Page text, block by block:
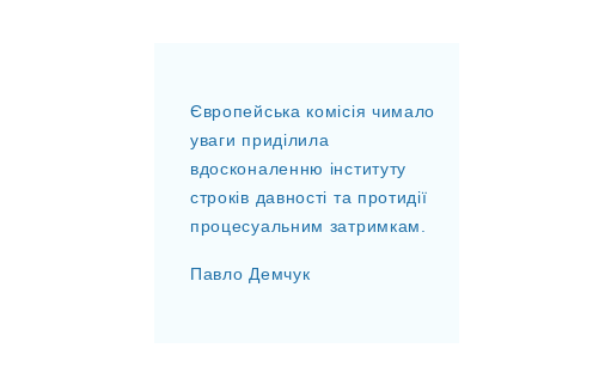
Європейська комісія чимало
уваги приділила
вдосконаленню інституту
строків давності та протидії
процесуальним затримкам.
Павло Демчук